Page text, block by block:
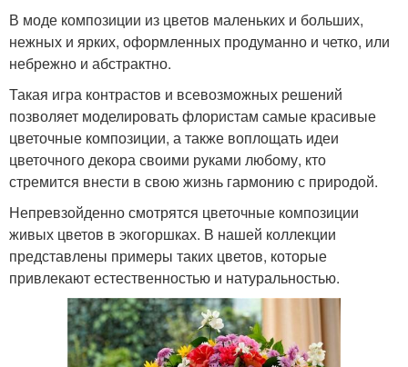
В моде композиции из цветов маленьких и больших,
нежных и ярких, оформленных продуманно и четко, или
небрежно и абстрактно.
Такая игра контрастов и всевозможных решений
позволяет моделировать флористам самые красивые
цветочные композиции, а также воплощать идеи
цветочного декора своими руками любому, кто
стремится внести в свою жизнь гармонию с природой.
Непревзойденно смотрятся цветочные композиции
живых цветов в экогоршках. В нашей коллекции
представлены примеры таких цветов, которые
привлекают естественностью и натуральностью.